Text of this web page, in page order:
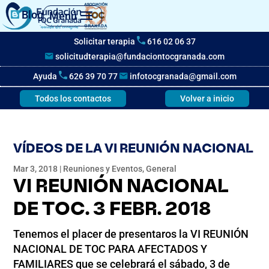
Blog Menú
Solicitar terapia
616 02 06 37
solicitudterapia@fundaciontocgranada.com
Ayuda 626 39 70 77 infotocgranada@gmail.com
Todos los contactos Volver a inicio
VÍDEOS DE LA VI REUNIÓN NACIONAL
Mar 3, 2018 | Reuniones y Eventos,General
VI REUNIÓN NACIONAL
DE TOC. 3 FEBR. 2018
Tenemos el placer de presentaros la VI REUNIÓN
NACIONAL DE TOC PARA AFECTADOS Y
FAMILIARES que se celebrará el sábado, 3 de